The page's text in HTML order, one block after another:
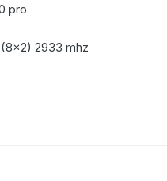
pro
2933 mhz